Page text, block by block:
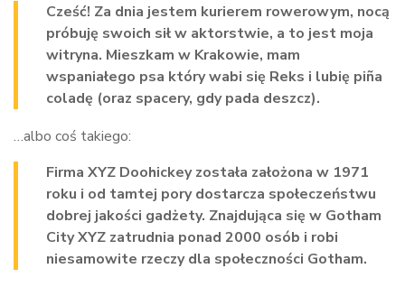
Cześć! Za dnia jestem kurierem rowerowym, nocą
próbuję swoich sił w aktorstwie, a to jest moja
witryna. Mieszkam w Krakowie, mam
wspaniałego psa który wabi się Reks i lubię piña
coladę (oraz spacery, gdy pada deszcz).
…albo coś takiego:
Firma XYZ Doohickey została założona w 1971
roku i od tamtej pory dostarcza społeczeństwu
dobrej jakości gadżety. Znajdująca się w Gotham
City XYZ zatrudnia ponad 2000 osób i robi
niesamowite rzeczy dla społeczności Gotham.